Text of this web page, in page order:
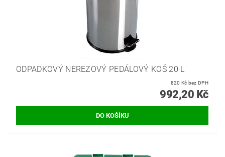
ODPADKOVÝ NEREZOVÝ PEDÁLOVÝ KOŠ 20 L
820 Kč bez DPH
992,20 Kč